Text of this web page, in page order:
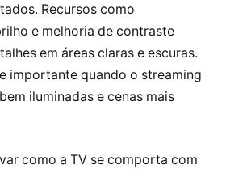
Recursos como
e melhoria de contraste
em áreas claras e escuras.
importante quando o streaming
iluminadas e cenas mais
como a TV se comporta com